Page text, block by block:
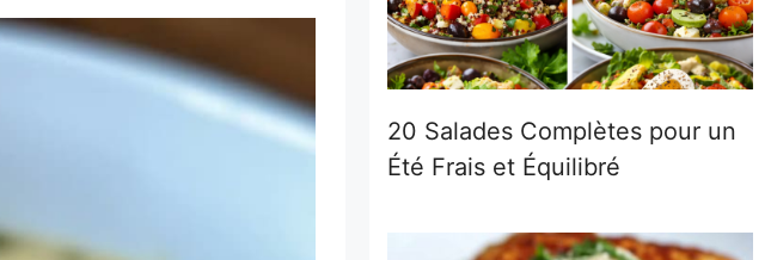
20 Salades Complètes pour un
Été Frais et Équilibré